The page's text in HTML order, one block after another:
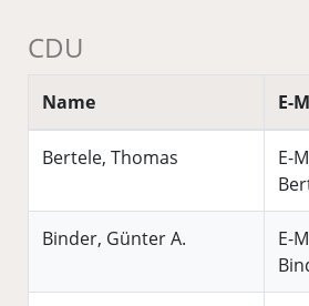
CDU
Name E-
Bertele, Thomas
E-
Binder, Günter A.
E-